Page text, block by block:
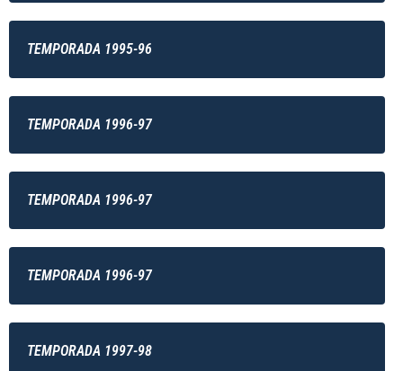
TEMPORADA 1995-96
TEMPORADA 1996-97
TEMPORADA 1996-97
TEMPORADA 1996-97
TEMPORADA 1997-98